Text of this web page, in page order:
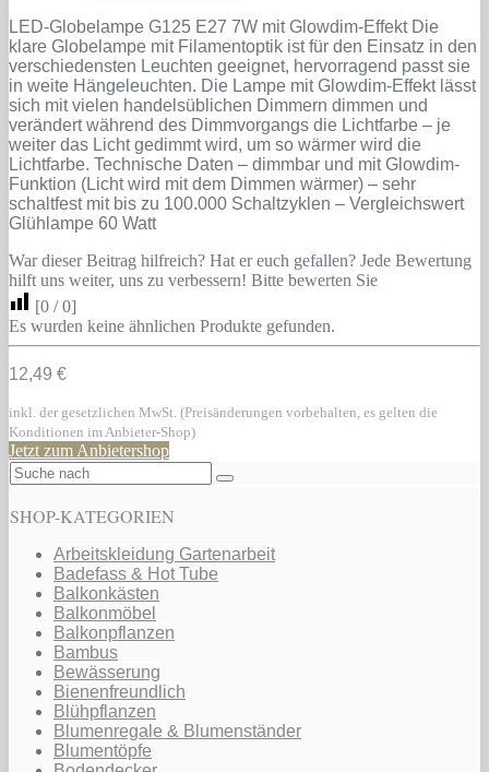
LED-Globelampe G125 E27 7W mit Glowdim-Effekt Die
klare Globelampe mit Filamentoptik ist für den Einsatz in den
verschiedensten Leuchten geeignet, hervorragend passt sie
in weite Hängeleuchten. Die Lampe mit Glowdim-Effekt lässt
sich mit vielen handelsüblichen Dimmern dimmen und
verändert während des Dimmvorgangs die Lichtfarbe – je
weiter das Licht gedimmt wird, um so wärmer wird die
Lichtfarbe. Technische Daten – dimmbar und mit Glowdim-
Funktion (Licht wird mit dem Dimmen wärmer) – sehr
schaltfest mit bis zu 100.000 Schaltzyklen – Vergleichswert
Glühlampe 60 Watt
War dieser Beitrag hilfreich? Hat er euch gefallen? Jede Bewertung
hilft uns weiter, uns zu verbessern! Bitte bewerten Sie
[0 /0]
Es wurden keine ähnlichen Produkte gefunden.
12,49 €
inkl. der gesetzlichen MwSt. (Preisänderungen vorbehalten, es gelten die
Konditionen im Anbieter-Shop)
Jetzt zum Anbietershop
SHOP-KATEGORIEN
Arbeitskleidung Gartenarbeit
Badefass & Hot Tube
Balkonkästen
Balkonmöbel
Balkonpflanzen
Bambus
Bewässerung
Bienenfreundlich
Blühpflanzen
Blumenregale & Blumenständer
Blumentöpfe